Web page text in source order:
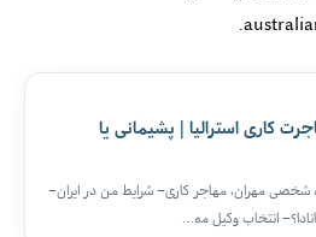
کاری استرالیا | پشیمانی یا
مهران، مهاجر کاری– شرایط من در ایران–
انتخاب وکیل مه…